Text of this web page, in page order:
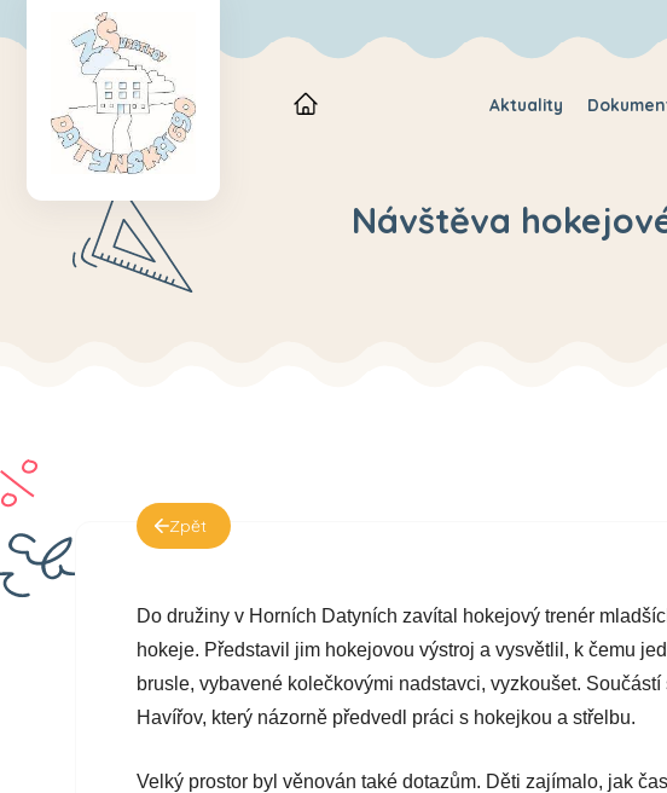
Aktuality
Návštěva
Zpět
Do družiny v Horních Datyních zavítal hokejový trenér
hokeje. Představil jim hokejovou výstroj a vysvětlil, k čemu
brusle, vybavené kolečkovými nadstavci, vyzkoušet.
Havířov, který názorně předvedl práci s hokejkou a střelbu.
Velký prostor byl věnován také dotazům. Děti zajímalo, jak